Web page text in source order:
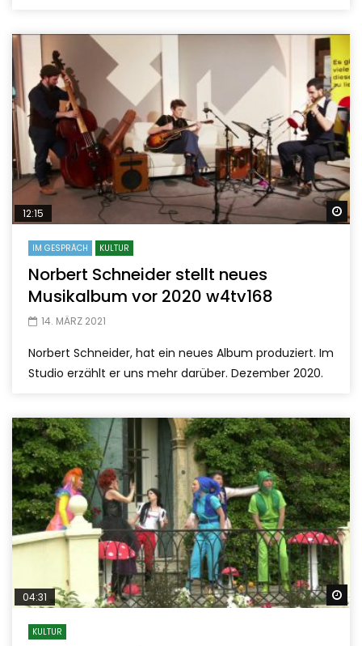
12:15
IM GESPRÄCH KULTUR
Norbert Schneider stellt neues
Musikalbum vor 2020 w4tv168
14. MÄRZ 2021
Norbert Schneider, hat ein neues Album produziert. Im
Studio erzählt er uns mehr darüber. Dezember 2020.
04:31
KULTUR